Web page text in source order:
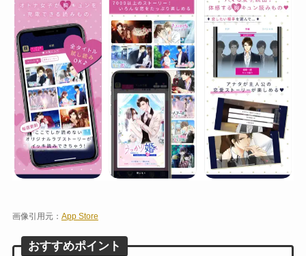
画像引用元： App Store
おすすめポイント